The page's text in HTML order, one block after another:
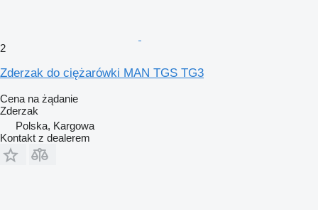
2
Zderzak do ciężarówki MAN TGS TG3
Cena na żądanie
Zderzak
Polska, Kargowa
Kontakt z dealerem